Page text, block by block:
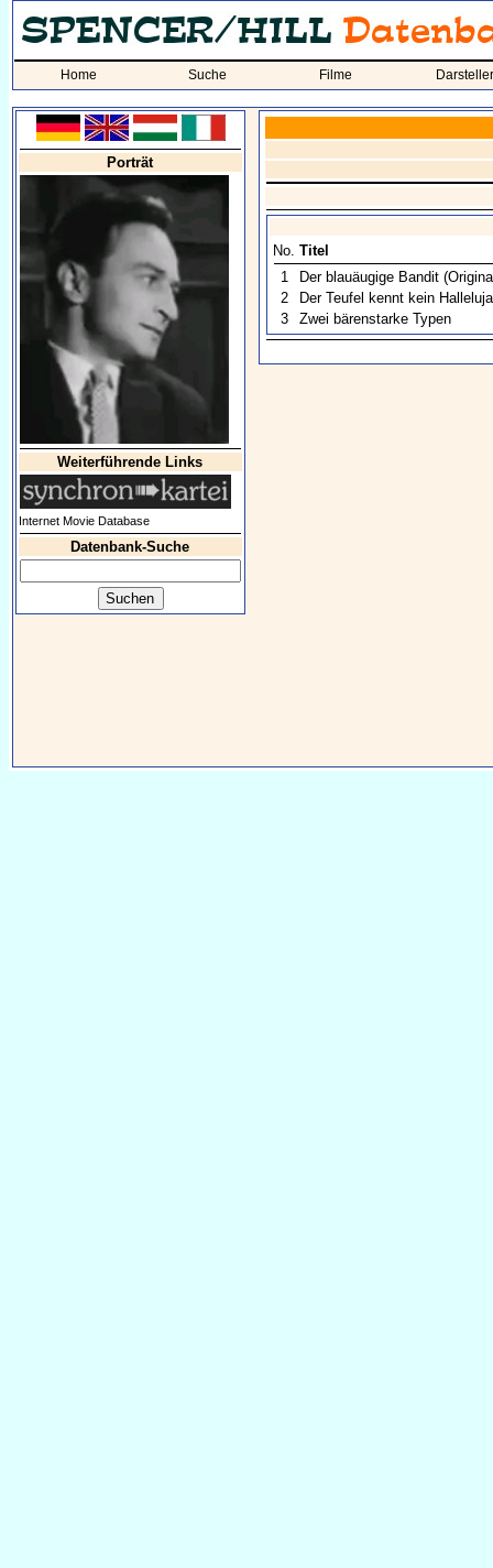
Home Suche Filme Darsteller
Porträt
Weiterführende Links
Internet Movie Database
Datenbank-Suche
No. Titel
1
Der blauäugige Bandit
2
Der Teufel kennt kein Halleluja
3
Zwei bärenstarke Typen